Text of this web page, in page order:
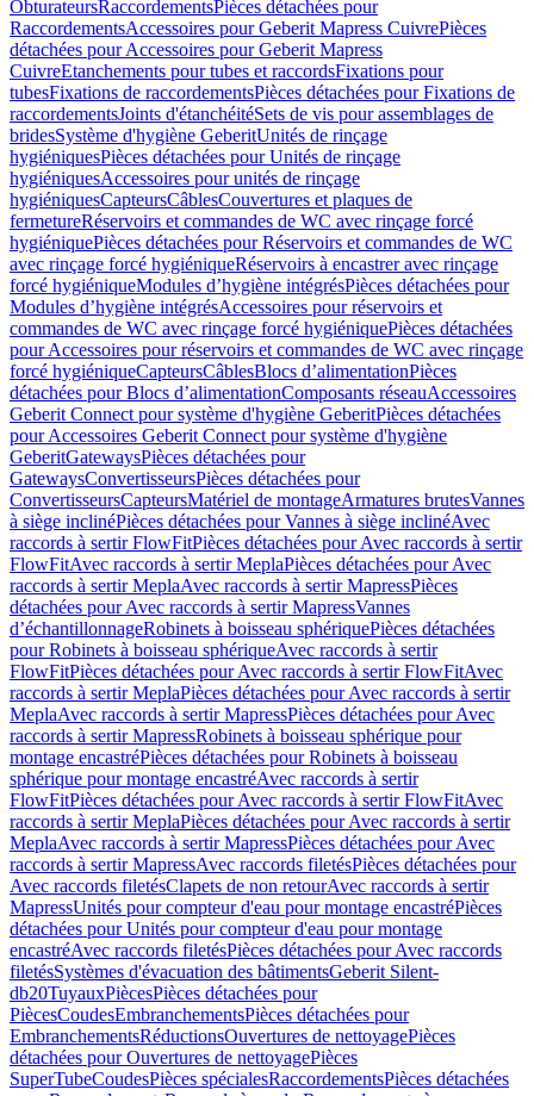
ObturateursRaccordementsPièces détachées pour
RaccordementsAccessoires pour Geberit Mapress CuivrePièces
détachées pour Accessoires pour Geberit Mapress
CuivreEtanchements pour tubes et raccordsFixations pour
tubesFixations de raccordementsPièces détachées pour Fixations de
raccordementsJoints d'étanchéitéSets de vis pour assemblages de
bridesSystème d'hygiène GeberitUnités de rinçage
hygiéniquesPièces détachées pour Unités de rinçage
hygiéniquesAccessoires pour unités de rinçage
hygiéniquesCapteursCâblesCouvertures et plaques de
fermetureRéservoirs et commandes de WC avec rinçage forcé
hygiéniquePièces détachées pour Réservoirs et commandes de WC
avec rinçage forcé hygiéniqueRéservoirs à encastrer avec rinçage
forcé hygiéniqueModules d’hygiène intégrésPièces détachées pour
Modules d’hygiène intégrésAccessoires pour réservoirs et
commandes de WC avec rinçage forcé hygiéniquePièces détachées
pour Accessoires pour réservoirs et commandes de WC avec rinçage
forcé hygiéniqueCapteursCâblesBlocs d’alimentationPièces
détachées pour Blocs d’alimentationComposants réseauAccessoires
Geberit Connect pour système d'hygiène GeberitPièces détachées
pour Accessoires Geberit Connect pour système d'hygiène
GeberitGatewaysPièces détachées pour
GatewaysConvertisseursPièces détachées pour
ConvertisseursCapteursMatériel de montageArmatures brutesVannes
à siège inclinéPièces détachées pour Vannes à siège inclinéAvec
raccords à sertir FlowFitPièces détachées pour Avec raccords à sertir
FlowFitAvec raccords à sertir MeplaPièces détachées pour Avec
raccords à sertir MeplaAvec raccords à sertir MapressPièces
détachées pour Avec raccords à sertir MapressVannes
d’échantillonnageRobinets à boisseau sphériquePièces détachées
pour Robinets à boisseau sphériqueAvec raccords à sertir
FlowFitPièces détachées pour Avec raccords à sertir FlowFitAvec
raccords à sertir MeplaPièces détachées pour Avec raccords à sertir
MeplaAvec raccords à sertir MapressPièces détachées pour Avec
raccords à sertir MapressRobinets à boisseau sphérique pour
montage encastréPièces détachées pour Robinets à boisseau
sphérique pour montage encastréAvec raccords à sertir
FlowFitPièces détachées pour Avec raccords à sertir FlowFitAvec
raccords à sertir MeplaPièces détachées pour Avec raccords à sertir
MeplaAvec raccords à sertir MapressPièces détachées pour Avec
raccords à sertir MapressAvec raccords filetésPièces détachées pour
Avec raccords filetésClapets de non retourAvec raccords à sertir
MapressUnités pour compteur d'eau pour montage encastréPièces
détachées pour Unités pour compteur d'eau pour montage
encastréAvec raccords filetésPièces détachées pour Avec raccords
filetésSystèmes d'évacuation des bâtimentsGeberit Silent-
db20TuyauxPiècesPièces détachées pour
PiècesCoudesEmbranchementsPièces détachées pour
EmbranchementsRéductionsOuvertures de nettoyagePièces
détachées pour Ouvertures de nettoyagePièces
SuperTubeCoudesPièces spécialesRaccordementsPièces détachées